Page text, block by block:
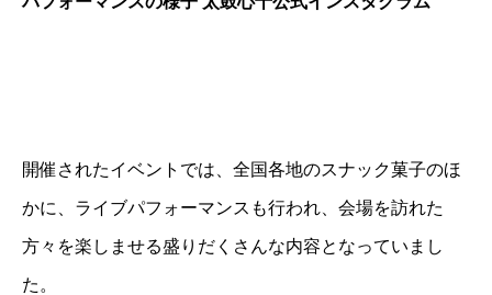
開催されたイベントでは、全国各地のスナック菓子のほ
かに、ライブパフォーマンスも行われ、会場を訪れた
方々を楽しませる盛りだくさんな内容となっていまし
た。